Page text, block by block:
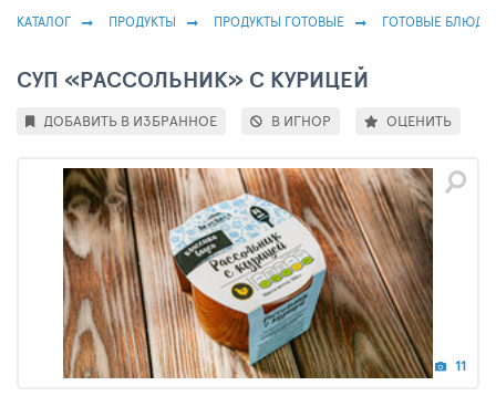
КАТАЛОГ ПРОДУКТЫ ПРОДУКТЫ ГОТОВЫЕ ГОТОВЫЕ БЛЮДА
СУП «РАССОЛЬНИК» С КУРИЦЕЙ
11
ДОБАВИТЬ В ИЗБРАННОЕ В ИГНОР ОЦЕНИТЬ